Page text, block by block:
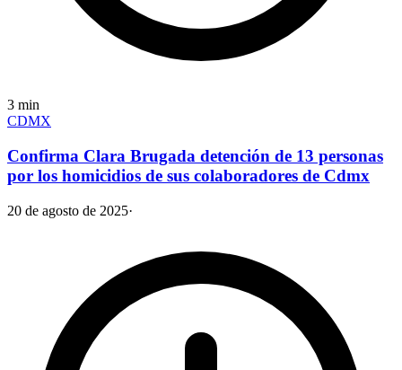
3 min
CDMX
Confirma Clara Brugada detención de 13 personas
por los homicidios de sus colaboradores de Cdmx
20 de agosto de 2025·